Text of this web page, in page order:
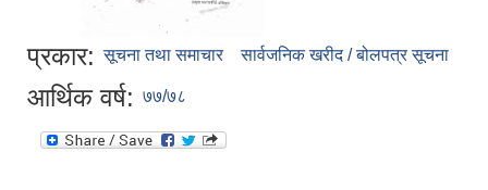
प्रकार: सूचना तथा समाचार सार्वजनिक खरीद / बोलपत्र सूचना
आर्थिक वर्ष: ७७/७८